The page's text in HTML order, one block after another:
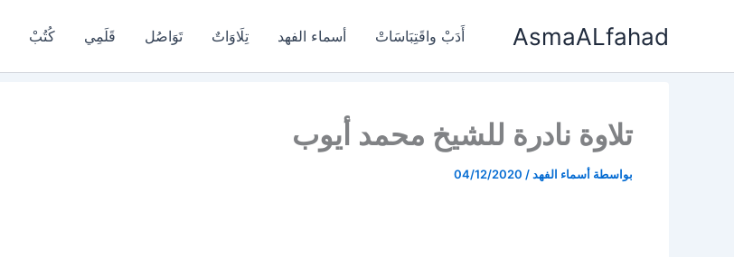
AsmaALfahad أَدَبْ واقَتِبَاسَاتْ أسماء الفهد تِلَاوَاتٌ تَوَاصُل قَلَمِي كُتُبْ
تلاوة نادرة للشيخ محمد أيوب
بواسطة أسماء الفهد/
04/12/2020